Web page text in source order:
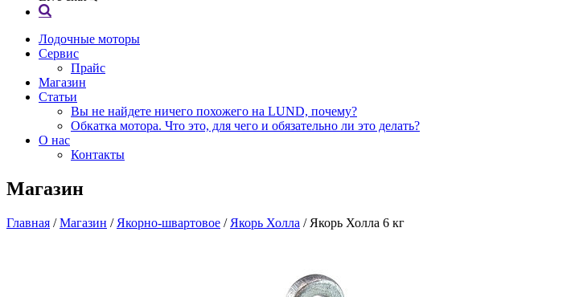
Лодочные моторы
Сервис
Прайс
Магазин
Статьи
Вы не найдете ничего похожего на LUND, почему?
Обкатка мотора. Что это, для чего и обязательно ли это делать?
О нас
Контакты
Магазин
Главная /Магазин / Якорно-швартовое / Якорь Холла / Якорь Холла 6 кг